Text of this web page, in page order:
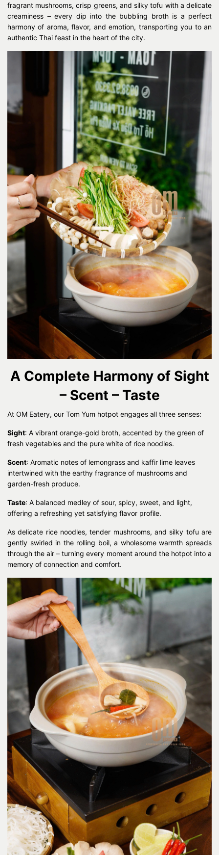
fragrant mushrooms, crisp greens, and silky tofu with a delicate
creaminess – every dip into the bubbling broth is a perfect
harmony of aroma, flavor, and emotion, transporting you to an
authentic Thai feast in the heart of the city.
A Complete Harmony of Sight
– Scent – Taste
At OM Eatery, our Tom Yum hotpot engages all three senses:
Sight: A vibrant orange-gold broth, accented by the green of
fresh vegetables and the pure white of rice noodles.
Scent: Aromatic notes of lemongrass and kaffir lime leaves
intertwined with the earthy fragrance of mushrooms and
garden-fresh produce.
Taste: A balanced medley of sour, spicy, sweet, and light,
offering a refreshing yet satisfying flavor profile.
As delicate rice noodles, tender mushrooms, and silky tofu are
gently swirled in the rolling boil, a wholesome warmth spreads
through the air – turning every moment around the hotpot into a
memory of connection and comfort.